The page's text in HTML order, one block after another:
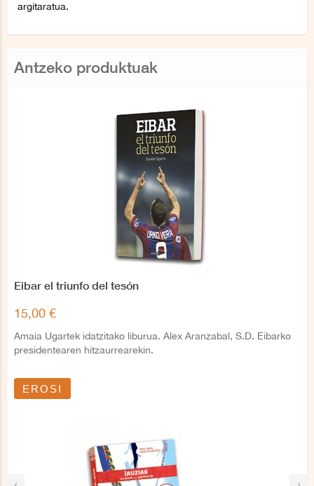
argitaratua.
Antzeko produktuak
Eibar el triunfo del tesón
15,00 €
Amaia Ugartek idatzitako liburua. Alex Aranzabal, S.D. Eibarko
presidentearen hitzaurrearekin.
EROSI